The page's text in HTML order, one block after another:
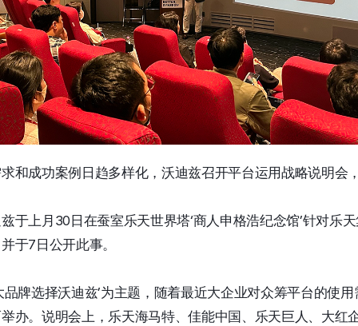
和成功案例日趋多样化，沃迪兹召开平台运用战略说明会
于上月30日在蚕室乐天世界塔‘商人申格浩纪念馆’针对乐
于7日公开此事。
品牌选择沃迪兹’为主题，随着最近大企业对众筹平台的使
办。说明会上，乐天海马特、佳能中国、乐天巨人、大红